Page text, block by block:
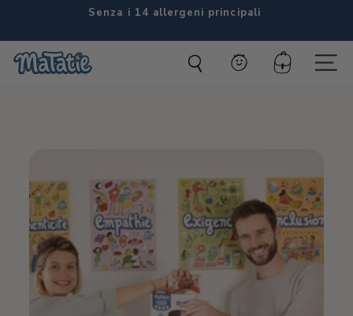
contenuto
Pausa
Senza i 14 allergeni principali
M
Conto